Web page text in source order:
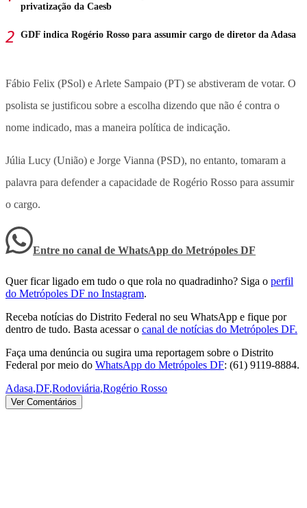
privatização da Caesb
GDF indica Rogério Rosso para assumir cargo de diretor da Adasa
Fábio Felix (PSol) e Arlete Sampaio (PT) se abstiveram de votar. O
psolista se justificou sobre a escolha dizendo que não é contra o
nome indicado, mas a maneira política de indicação.
Júlia Lucy (União) e Jorge Vianna (PSD), no entanto, tomaram a
palavra para defender a capacidade de Rogério Rosso para assumir
o cargo.
Entre no canal de WhatsApp do Metrópoles DF
Quer ficar ligado em tudo o que rola no quadradinho? Siga o perfil
do Metrópoles DF no Instagram.
Receba notícias do Distrito Federal no seu WhatsApp e fique por
dentro de tudo. Basta acessar o canal de notícias do Metrópoles DF.
Faça uma denúncia ou sugira uma reportagem sobre o Distrito
Federal por meio do WhatsApp do Metrópoles DF: (61) 9119-8884.
Adasa,DF,Rodoviária,Rogério Rosso
Ver Comentários